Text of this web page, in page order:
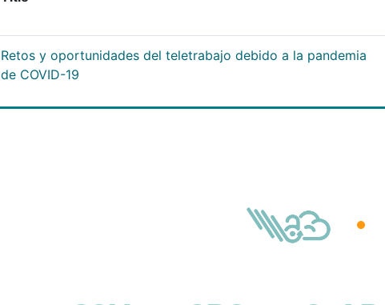
Retos y oportunidades del teletrabajo debido a la pandemia
de COVID-19